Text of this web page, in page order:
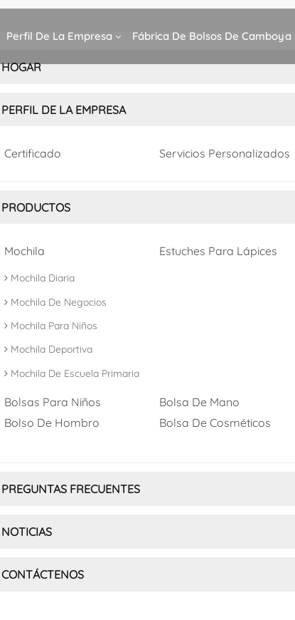
Perfil De La Empresa Fábrica De Bolsos De Camboya
HOGAR
PERFIL DE LA EMPRESA
Certificado Servicios Personalizados
PRODUCTOS
Mochila
Mochila Diaria
Mochila De Negocios
Mochila Para Niños
Mochila Deportiva
Mochila De Escuela Primaria
Estuches Para Lápices
Bolsas Para Niños Bolsa De Mano
Bolso De Hombro
Bolsa De Cosméticos
PREGUNTAS FRECUENTES
NOTICIAS
CONTÁCTENOS